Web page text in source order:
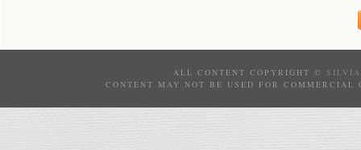
ALL CONTENT COPYRIGHT ©
CONTENT MAY NOT BE USED FOR COMMERCIAL